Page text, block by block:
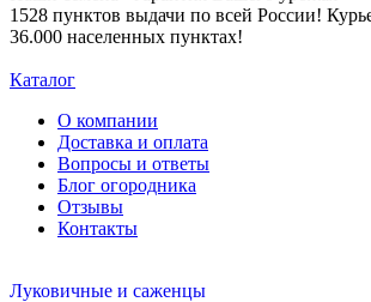
1528 пунктов выдачи по всей России!
36.000 населенных пунктах!
Каталог
О компании
Доставка и оплата
Вопросы и ответы
Блог огородника
Отзывы
Контакты
Луковичные и саженцы